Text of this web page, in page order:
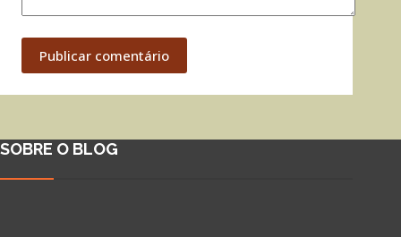
Publicar comentário
SOBRE O BLOG